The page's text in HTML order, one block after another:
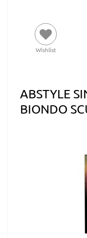
Wishlist
ABSTYLE
BIONDO